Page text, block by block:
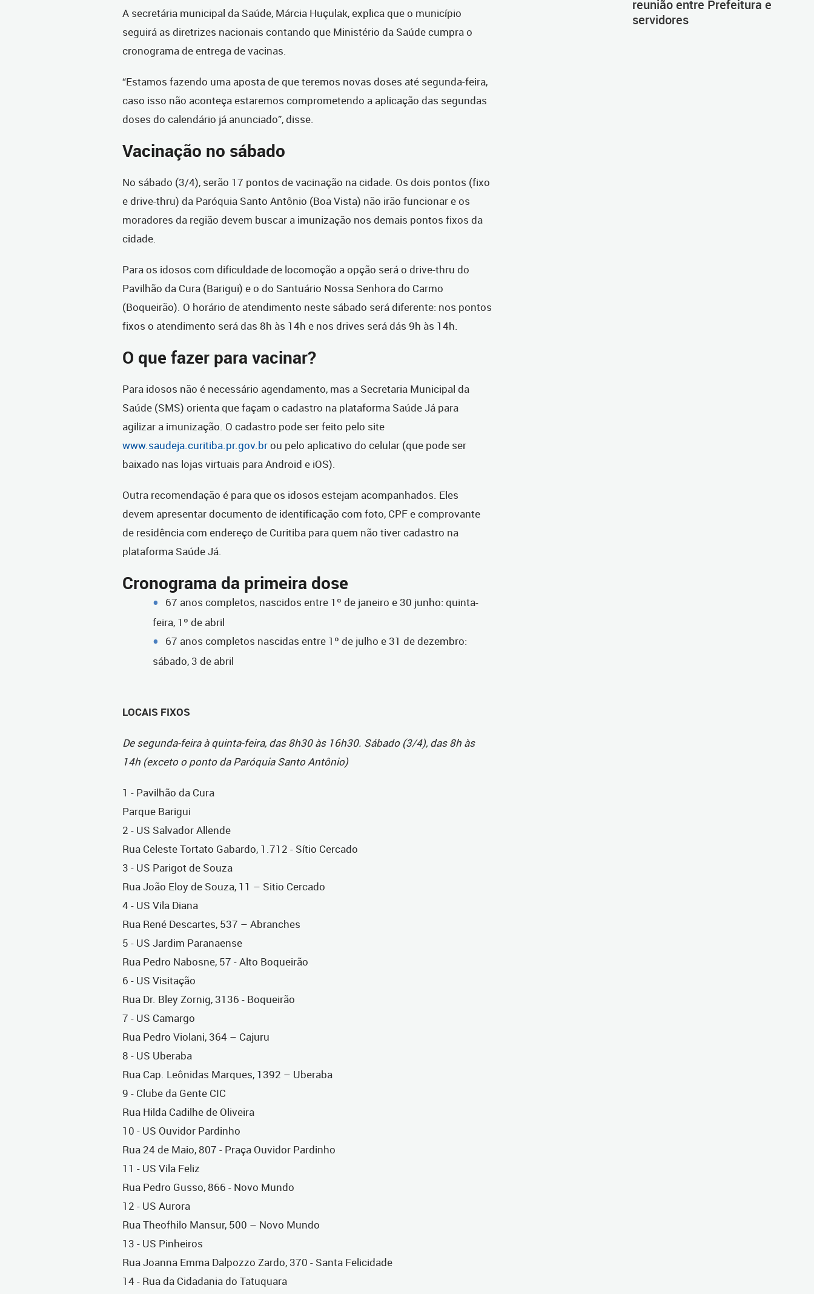
A secretária municipal da Saúde, Márcia Huçulak, explica que o município
seguirá as diretrizes nacionais contando que Ministério da Saúde cumpra o
cronograma de entrega de vacinas.
“Estamos fazendo uma aposta de que teremos novas doses até segunda-feira,
caso isso não aconteça estaremos comprometendo a aplicação das segundas
doses do calendário já anunciado”, disse.
Vacinação no sábado
No sábado (3/4), serão 17 pontos de vacinação na cidade. Os dois pontos (fixo
e drive-thru) da Paróquia Santo Antônio (Boa Vista) não irão funcionar e os
moradores da região devem buscar a imunização nos demais pontos fixos da
cidade.
Para os idosos com dificuldade de locomoção a opção será o drive-thru do
Pavilhão da Cura (Barigui) e o do Santuário Nossa Senhora do Carmo
(Boqueirão). O horário de atendimento neste sábado será diferente: nos pontos
fixos o atendimento será das 8h às 14h e nos drives será dás 9h às 14h.
O que fazer para vacinar?
Para idosos não é necessário agendamento, mas a Secretaria Municipal da
Saúde (SMS) orienta que façam o cadastro na plataforma Saúde Já para
agilizar a imunização. O cadastro pode ser feito pelo site
www.saudeja.curitiba.pr.gov.brou pelo aplicativo do celular (que pode ser
baixado nas lojas virtuais para Android e iOS).
Outra recomendação é para que os idosos estejam acompanhados. Eles
devem apresentar documento de identificação com foto, CPF e comprovante
de residência com endereço de Curitiba para quem não tiver cadastro na
plataforma Saúde Já.
Cronograma da primeira dose
67 anos completos, nascidos entre 1º de janeiro e 30 junho: quinta-
feira, 1º de abril
67 anos completos nascidas entre 1º de julho e 31 de dezembro:
sábado, 3 de abril
LOCAIS FIXOS
De segunda-feira à quinta-feira, das 8h30 às 16h30. Sábado (3/4), das 8h às
14h (exceto o ponto da Paróquia Santo Antônio)
1 - Pavilhão da Cura
Parque Barigui
2 - US Salvador Allende
Rua Celeste Tortato Gabardo, 1.712 - Sítio Cercado
3 - US Parigot de Souza
Rua João Eloy de Souza, 11 – Sitio Cercado
4 - US Vila Diana
Rua René Descartes, 537 – Abranches
5 - US Jardim Paranaense
Rua Pedro Nabosne, 57 - Alto Boqueirão
6 - US Visitação
Rua Dr. Bley Zornig, 3136 - Boqueirão
7 - US Camargo
Rua Pedro Violani, 364 – Cajuru
8 - US Uberaba
Rua Cap. Leônidas Marques, 1392 – Uberaba
9 - Clube da Gente CIC
Rua Hilda Cadilhe de Oliveira
10 - US Ouvidor Pardinho
Rua 24 de Maio, 807 - Praça Ouvidor Pardinho
11 - US Vila Feliz
Rua Pedro Gusso, 866 - Novo Mundo
12 - US Aurora
Rua Theofhilo Mansur, 500 – Novo Mundo
13 - US Pinheiros
Rua Joanna Emma Dalpozzo Zardo, 370 - Santa Felicidade
14 - Rua da Cidadania do Tatuquara
reunião entre Prefeitura e
servidores